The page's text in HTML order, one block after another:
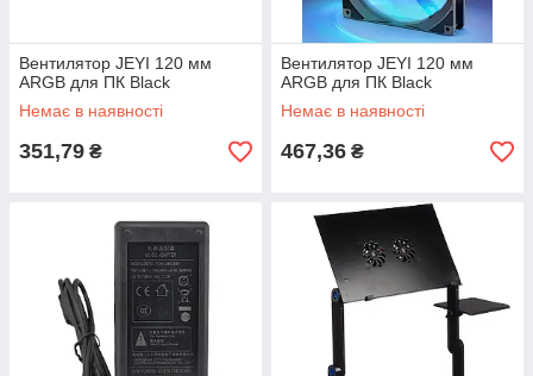
Вентилятор JEYI 120 мм
ARGB для ПК Black
Немає в наявності
351,79 ₴
Вентилятор JEYI 120 мм
ARGB для ПК Black
Немає в наявності
467,36 ₴